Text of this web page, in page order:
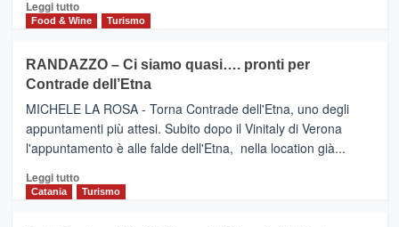
nella
classifica
FOUR
IL
NUOVO
SUMMER
CLUB
Leggi tuttoLeggi
di
VIAGRANDE
(Ct)
–
Benanti
presenta
“Vino
&
Cultura
Food & Wine Turismo
RANDAZZO – Ci siamo quasi…. pronti per
Contrade dell’Etna
MICHELE LA ROSA - Torna Contrade dell'Etna, uno degli
appuntamenti più attesi. Subito dopo il Vinitaly di Verona
l'appuntamento è alle falde dell'Etna, nella location già...
Leggi tuttoLeggi
di
Catania Turismo